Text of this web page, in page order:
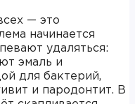
— это
начинается
удаляться:
эмаль и
для бактерий,
и пародонтит. В